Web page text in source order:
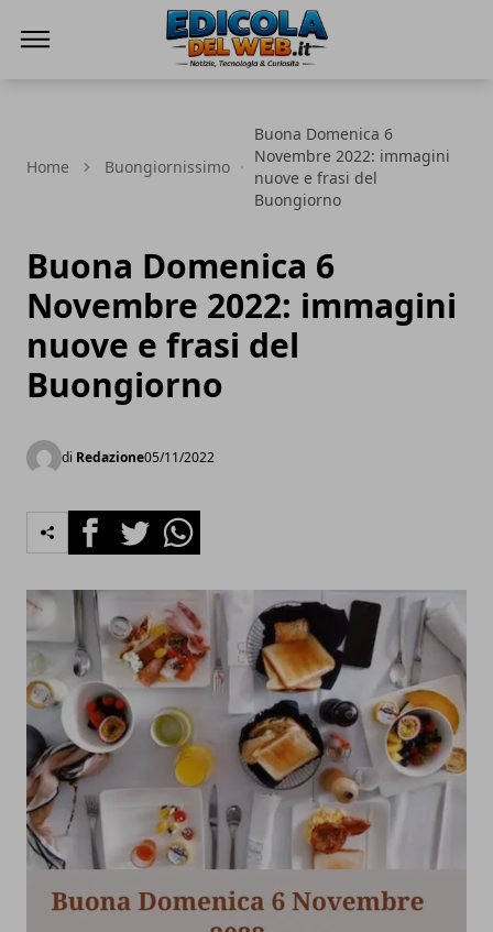
Home Buongiornissimo
Buona Domenica 6
Novembre 2022: immagini
nuove e frasi del
Buongiorno
Buona Domenica 6
Novembre 2022: immagini
nuove e frasi del
Buongiorno
di Redazione05/11/2022
FacebookTwitterWhatsapp